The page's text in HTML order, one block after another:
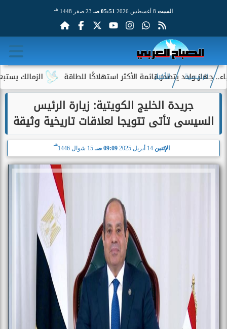
السبت 05:51 صـ 23 صفر 1448 هـ
الزمالك يستبعد 4 لاعبين شباب من حساباته في الموسم الجديد واحد يتصدر قائمة الأكثر استهلاكًا للطاقة
الرئيسية الأخبار
جريدة الخليج الكويتية: زيارة الرئيس
السيسى تأتى تتويجا لعلاقات تاريخية وثيقة
الإثنين 14 أبريل 2025 09:09 صـ 15 شوال 1446
هـ